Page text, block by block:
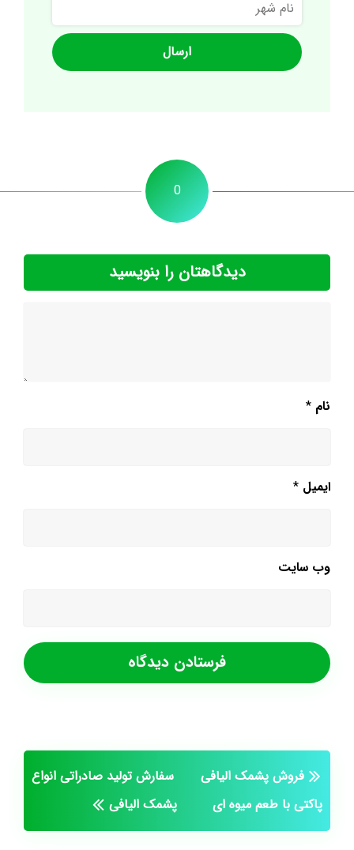
شهر
0
دیدگاهتان را بنویسید
نام *
ایمیل *
وب‌ سایت
فروش پشمک الیافی
پاکتی با طعم میوه ای
سفارش تولید صادراتی انواع
پشمک الیافی